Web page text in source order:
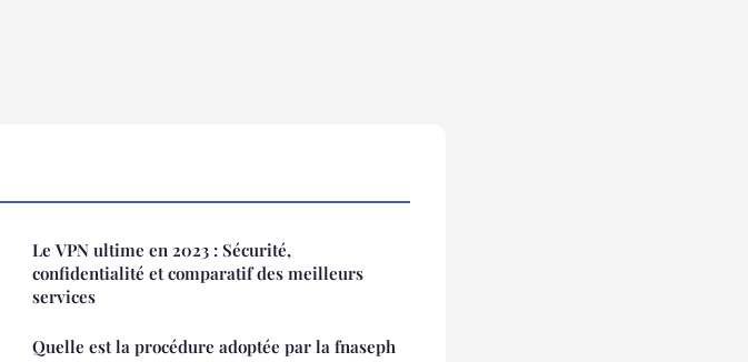
Le VPN ultime en 2023 : Sécurité,
confidentialité et comparatif des meilleurs
services
Quelle est la procédure adoptée par la fnaseph